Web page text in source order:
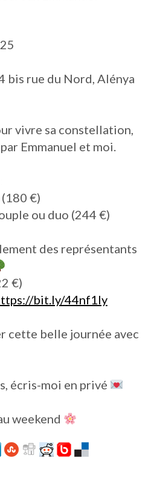
bis rue du Nord, Alénya
vivre sa constellation,
Emmanuel et moi.
€)
ou duo (244 €)
des représentants
€)
bit.ly/44nf1ly
cette belle journée avec
écris-moi en privé
weekend